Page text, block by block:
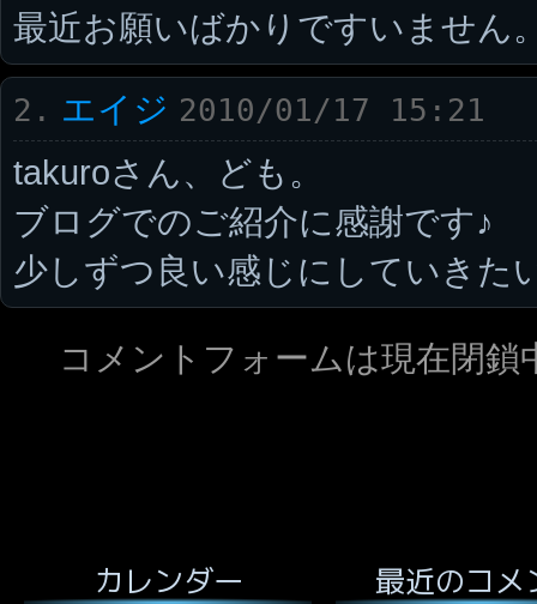
最近お願いばかりですいません
2. エイジ 2010/01/17 15:21
takuroさん、ども。
ブログでのご紹介に感謝です♪
少しずつ良い感じにしていきた
コメントフォームは現在閉鎖
カレンダー 最近のコメ